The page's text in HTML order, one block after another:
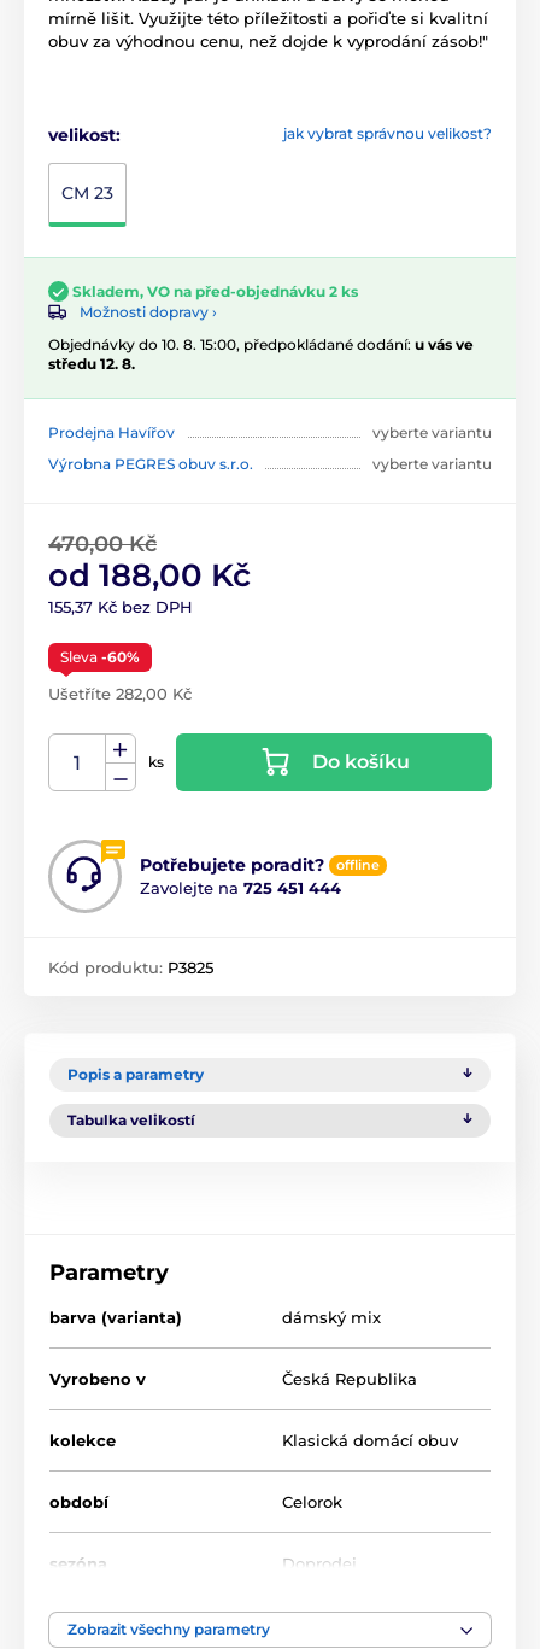
mírně lišit. Využijte této příležitosti a pořiďte si kvalitní
obuv za výhodnou cenu, než dojde k vyprodání zásob!"
jak vybrat správnou velikost?
velikost:
CM 23
Skladem, VO na před-objednávku 2 ks
Možnosti dopravy ›
Objednávky do 10. 8. 15:00, předpokládané dodání: u vás ve
středu 12. 8.
Prodejna Havířov
vyberte variantu
Výrobna PEGRES obuv s.r.o.
vyberte variantu
470,00 Kč
od 188,00 Kč
155,37 Kč bez DPH
Sleva -60%
Ušetříte 282,00 Kč
ks Do košíku
Potřebujete poradit? offline
Zavolejte na 725 451 444
Kód produktu: P3825
Popis a parametry
Tabulka velikostí
Parametry
barva (varianta) dámský mix
Vyrobeno v Česká Republika
kolekce Klasická domácí obuv
období Celorok
sezóna Doprodej
šíře chodidla
Zobrazit všechny parametry